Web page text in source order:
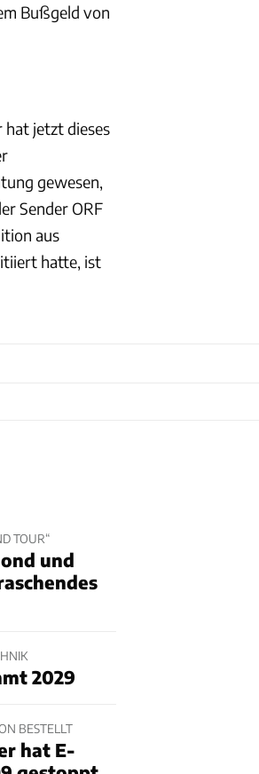
Bußgeld von
hat jetzt dieses
gewesen,
Sender ORF
aus
hatte, ist
TOUR“
und
2029
BESTELLT
hat E-